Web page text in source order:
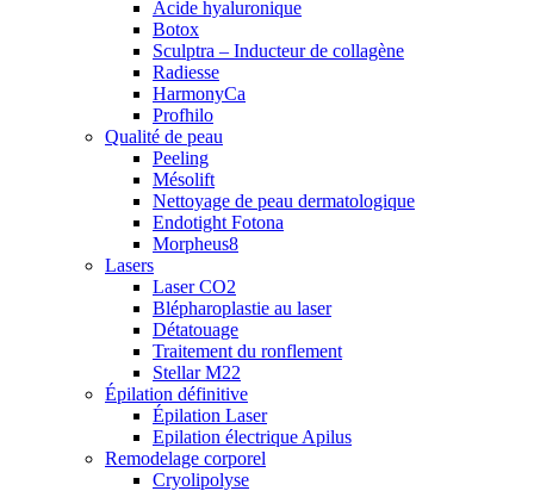
Acide hyaluronique
Botox
Sculptra – Inducteur de collagène
Radiesse
HarmonyCa
Profhilo
Qualité de peau
Peeling
Mésolift
Nettoyage de peau dermatologique
Endotight Fotona
Morpheus8
Lasers
Laser CO2
Blépharoplastie au laser
Détatouage
Traitement du ronflement
Stellar M22
Épilation définitive
Épilation Laser
Epilation électrique Apilus
Remodelage corporel
Cryolipolyse